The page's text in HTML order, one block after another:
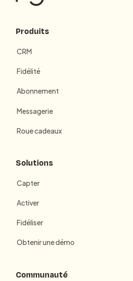
Produits
CRM
Fidélité
Abonnement
Messagerie
Roue cadeaux
Solutions
Capter
Activer
Fidéliser
Obtenir une démo
Communauté